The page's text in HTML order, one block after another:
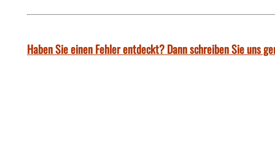
Haben Sie einen Fehler entdeckt? Dann schreiben Sie uns